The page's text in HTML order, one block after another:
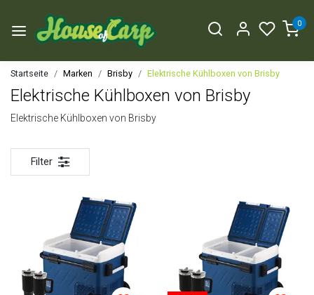
0
Startseite Marken Brisby Elektrische Kühlboxen von Brisby
Elektrische Kühlboxen von Brisby
Elektrische Kühlboxen von Brisby
Filter